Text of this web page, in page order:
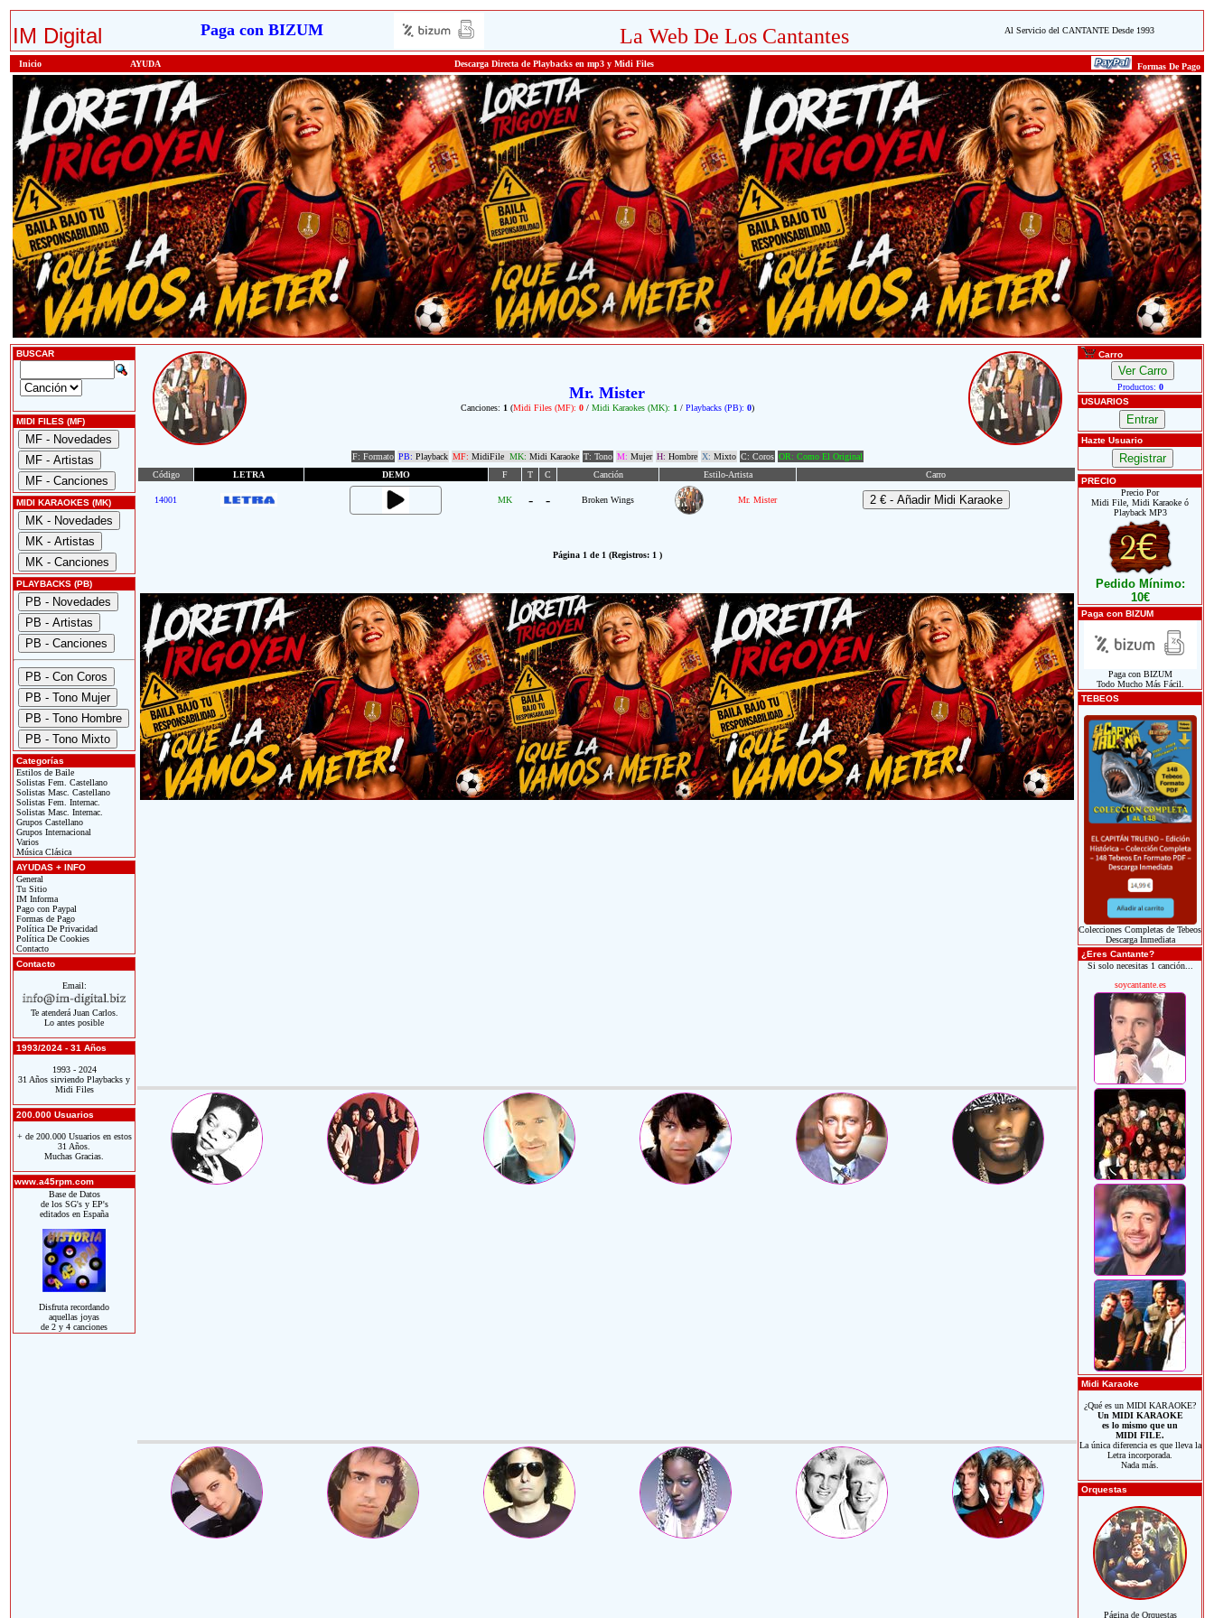
IM Digital Paga con BIZUM La Web De Los Cantantes Al Servicio del CANTANTE Desde 1993
Inicio AYUDA Descarga Directa de Playbacks en mp3 y Midi Files Formas De Pago
BUSCAR
MIDI FILES (MF)
MIDI KARAOKES (MK)
PLAYBACKS (PB)
Categorías
Estilos de Baile
Solistas Fem. Castellano
Solistas Masc. Castellano
Solistas Fem. Internac.
Solistas Masc. Internac.
Grupos Castellano
Grupos Internacional
Varios
Música Clásica
AYUDAS + INFO
General
Tu Sitio
IM Informa
Pago con Paypal
Formas de Pago
Política De Privacidad
Política De Cookies
Contacto
Contacto
Email:
Te atenderá Juan Carlos.
Lo antes posible
1993/2024 - 31 Años
1993 - 2024
31 Años sirviendo Playbacks y
Midi Files
200.000 Usuarios
+ de 200.000 Usuarios en estos
31 Años.
Muchas Gracias.
www.a45rpm.com
Base de Datos
de los SG's y EP's
editados en España
Disfruta recordando
aquellas joyas
de 2 y 4 canciones
Mr. Mister
Canciones: 1 (Midi Files (MF): 0/Midi Karaokes (MK): 1 / Playbacks (PB): 0)
F: Formato PB: Playback MF: MidiFile MK: Midi Karaoke T: Tono M: Mujer H: Hombre X: Mixto C: Coros OR: Como El Original
Código
LETRA DEMO F T C Canción Estilo-Artista Carro
14001 MK - - Broken Wings Mr. Mister
Página 1 de 1 (Registros: 1 )
Carro
Productos: 0
USUARIOS
Hazte Usuario
PRECIO
Precio Por
Midi File, Midi Karaoke ó
Playback MP3
Pedido Mínimo:
10€
Paga con BIZUM
Paga con BIZUM
Todo Mucho Más Fácil.
TEBEOS
Colecciones Completas de Tebeos
Descarga Inmediata
¿Eres Cantante?
Si solo necesitas 1 canción...
soycantante.es
Midi Karaoke
¿Qué es un MIDI KARAOKE?
Un MIDI KARAOKE
es lo mismo que un
MIDI FILE.
La única diferencia es que lleva la
Letra incorporada.
Nada más.
Orquestas
Página de Orquestas